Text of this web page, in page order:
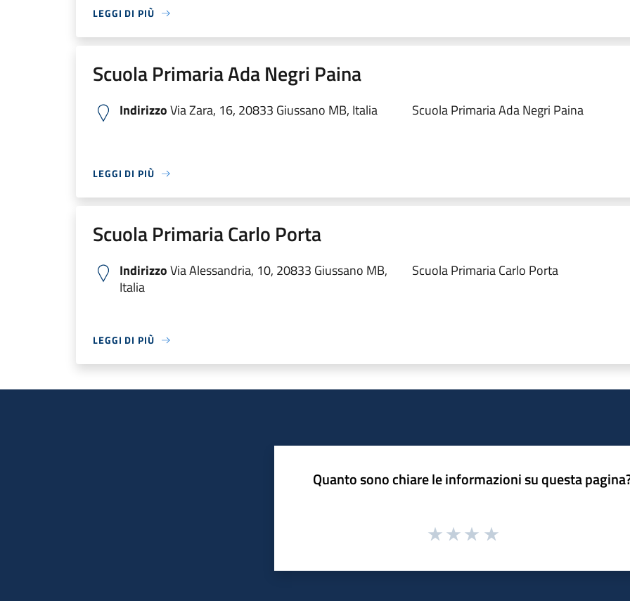
LEGGI DI PIÙ
Scuola Primaria Ada Negri Paina
IndirizzoVia Zara, 16, 20833 Giussano MB, Italia Scuola Primaria Ada Negri Paina
LEGGI DI PIÙ
Scuola Primaria Carlo Porta
IndirizzoVia Alessandria, 10, 20833 Giussano MB,
Italia
Scuola Primaria Carlo Porta
LEGGI DI PIÙ
Quanto sono chiare le informazioni su questa